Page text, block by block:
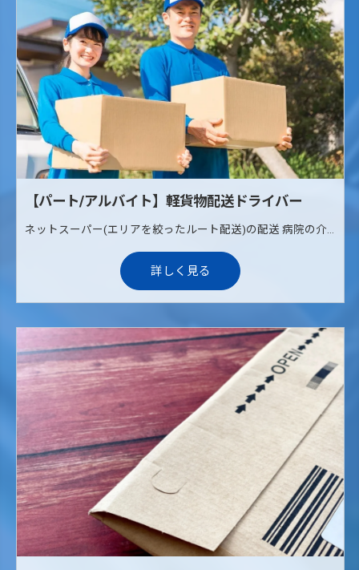
【パート/アルバイト】軽貨物配送ドライバー
詳しく見る